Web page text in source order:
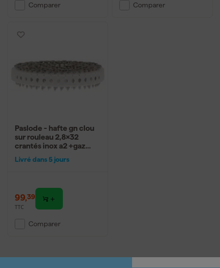
Comparer Comparer
Paslode - hafte gn clou
sur rouleau 2,8x32
crantés inox a2 +gaz
Livré dans 5 jours
99,39
TTC
Comparer